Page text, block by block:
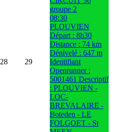
28 29
groupe 2
08:30
PLOUVIEN
Départ : 8h30
Distance : 74 km
Dénivelé : 647 m
Identifiant
Openrunner :
5001461 Descriptif
: PLOUVIEN -
LOC-
BREVALAIRE -
Boteden - LE
FOLGOET - St